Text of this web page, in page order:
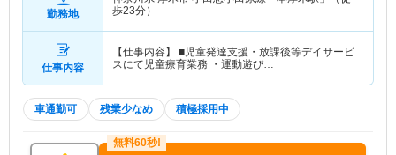
勤務地
歩23分）
仕事内容
【仕事内容】 ■児童発達支援・放課後等デイサービ
スにて児童療育業務 ・運動遊び…
車通勤可 残業少なめ 積極採用中